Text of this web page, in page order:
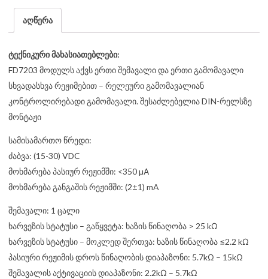
აღწერა
ტექნიკური მახასიათებლები:
FD7203 მოდულს აქვს ერთი შემავალი და ერთი გამომავალი
სხვადასხვა რეჟიმებით – რელეური გამომავალიან
კონტროლირებადი გამომავალი. შესაძლებელია DIN-რელსზე
მონტაჟი
სამისამართო წრედი:
ძაბვა: (15-30) VDC
მოხმარება პასიურ რეჟიმში: <350 µА
მოხმარება განგაშის რეჟიმში: (2±1) mA
შემავალი: 1 ცალი
ხარვეზის სტატუსი – გაწყვეტა: ხაზის წინაღობა > 25 kΩ
ხარვეზის სტატუსი – მოკლედ შერთვა: ხაზის წინაღობა ≤2.2 kΩ
პასიური რეჟიმის დროს წინაღობის დიაპაზონი: 5.7kΩ – 15kΩ
შემავალის აქტივაციის დიაპაზონი: 2.2kΩ – 5.7kΩ